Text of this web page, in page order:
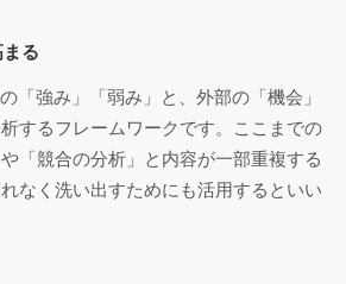
る
「強み」「弱み」と、外部の「機会」
析するフレームワークです。ここまでの
「競合の分析」と内容が一部重複する
なく洗い出すためにも活用するといい